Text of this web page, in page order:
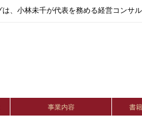
、小林未千が代表を務める経営コンサル
事業内容 書